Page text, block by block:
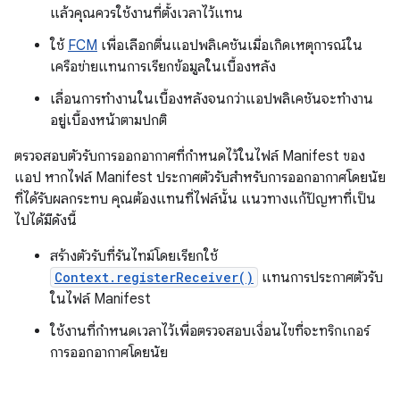
แล้วคุณควรใช้งานที่ตั้งเวลาไว้แทน
ใช้ FCM เพื่อเลือกตื่นแอปพลิเคชันเมื่อเกิดเหตุการณ์ใน
เครือข่ายแทนการเรียกข้อมูลในเบื้องหลัง
เลื่อนการทำงานในเบื้องหลังจนกว่าแอปพลิเคชันจะทำงาน
อยู่เบื้องหน้าตามปกติ
ตรวจสอบตัวรับการออกอากาศที่กําหนดไว้ในไฟล์ Manifest ของ
แอป หากไฟล์ Manifest ประกาศตัวรับสําหรับการออกอากาศโดยนัย
ที่ได้รับผลกระทบ คุณต้องแทนที่ไฟล์นั้น แนวทางแก้ปัญหาที่เป็น
ไปได้มีดังนี้
สร้างตัวรับที่รันไทม์โดยเรียกใช้
Context.registerReceiver()
แทนการประกาศตัวรับ
ในไฟล์ Manifest
ใช้งานที่กำหนดเวลาไว้เพื่อตรวจสอบเงื่อนไขที่จะทริกเกอร์
การออกอากาศโดยนัย